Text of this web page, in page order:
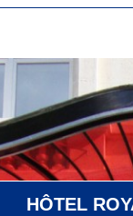
HÔTEL
Suivant